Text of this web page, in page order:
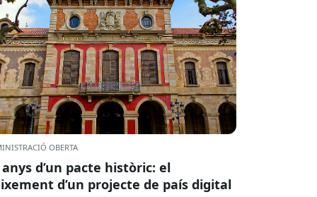
OBERTA
anys d’un pacte històric: el
d’un projecte de país digital